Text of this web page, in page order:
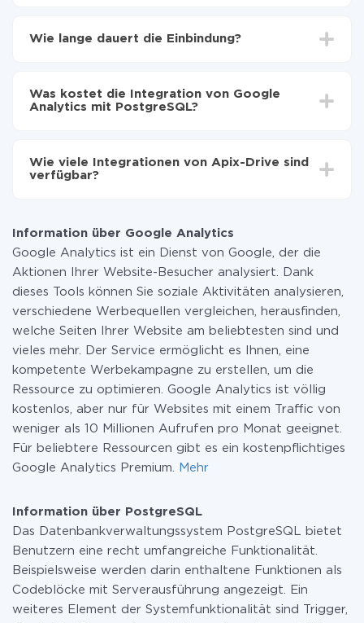
PostgreSQL zu übertragen
Analytics auf PostgreSQL übertragen
Wie lange dauert die Einbindung?
Im Durchschnitt dauert es 10-15 Minuten.
Was kostet die Integration von Google
Analytics mit PostgreSQL?
zahlen nur für die Datenmenge, die über unseren
Service von einem System auf ein anderes übertragen
Weitere Informationen zu Tarifen.
Wie viele Integrationen von Apix-Drive sind
verfügbar?
Information über Google Analytics
Google Analytics ist ein Dienst von Google, der die
Aktionen Ihrer Website-Besucher analysiert. Dank
dieses Tools können Sie soziale Aktivitäten analysieren,
verschiedene Werbequellen vergleichen, herausfinden,
welche Seiten Ihrer Website am beliebtesten sind und
vieles mehr. Der Service ermöglicht es Ihnen, eine
kompetente Werbekampagne zu erstellen, um die
Ressource zu optimieren. Google Analytics ist völlig
kostenlos, aber nur für Websites mit einem Traffic von
weniger als 10 Millionen Aufrufen pro Monat geeignet.
Für beliebtere Ressourcen gibt es ein kostenpflichtiges
Google Analytics Premium.
Mehr
Information über PostgreSQL
Das Datenbankverwaltungssystem PostgreSQL bietet
Benutzern eine recht umfangreiche Funktionalität.
Beispielsweise werden darin enthaltene Funktionen als
Codeblöcke mit Serverausführung angezeigt. Ein
weiteres Element der Systemfunktionalität sind Trigger,